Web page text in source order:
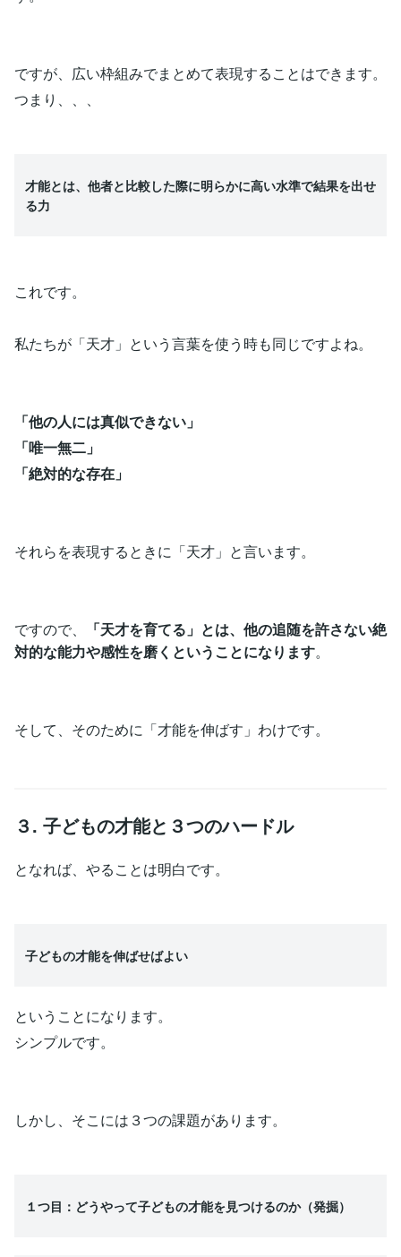
ですが、広い枠組みでまとめて表現することはできます。
つまり、、、
才能とは、他者と比較した際に明らかに高い水準で結果を出せ
る力
これです。
私たちが「天才」という言葉を使う時も同じですよね。
「他の人には真似できない」
「唯一無二」
「絶対的な存在」
それらを表現するときに「天才」と言います。
ですので、
「天才を育てる」とは、他の追随を許さない絶
対的な能力や感性を磨くということになります。
そして、そのために「才能を伸ばす」わけです。
３. 子どもの才能と３つのハードル
となれば、やることは明白です。
子どもの才能を伸ばせばよい
ということになります。
シンプルです。
しかし、そこには３つの課題があります。
１つ目：どうやって子どもの才能を見つけるのか（発掘）